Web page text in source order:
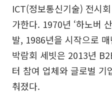
ICT(정보통신기술) 전시
가한다. 1970년 ‘하노버
발, 1986년을 시작으로
박람회 세빗은 2013년
터 참여 업체와 글로벌 기
춰졌다.